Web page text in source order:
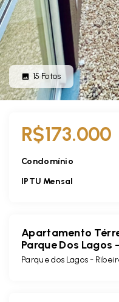
15Fotos
R$173.000
Condomínio
IPTU Mensal
Apartamento
Parque Dos Lagos
Parque dos Lagos -